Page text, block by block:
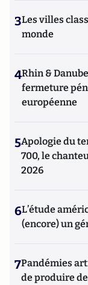
3Les villes
monde
4Rhin &
fermeture
européenne
5Apologie du
700, le
2026
6L’étude
(encore) un
7Pandémies
de produire